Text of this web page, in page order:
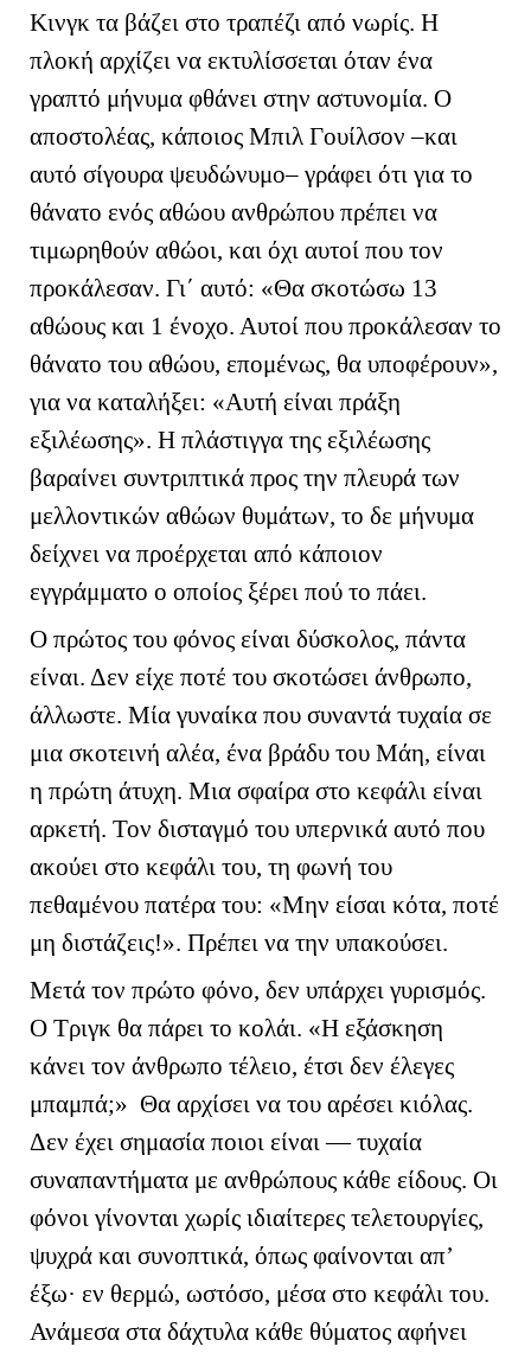
Κινγκ τα βάζει στο τραπέζι από νωρίς. Η
πλοκή αρχίζει να εκτυλίσσεται όταν ένα
γραπτό μήνυμα φθάνει στην αστυνομία. Ο
αποστολέας, κάποιος Μπιλ Γουίλσον –και
αυτό σίγουρα ψευδώνυμο– γράφει ότι για το
θάνατο ενός αθώου ανθρώπου πρέπει να
τιμωρηθούν αθώοι, και όχι αυτοί που τον
προκάλεσαν. Γι΄ αυτό: «Θα σκοτώσω 13
αθώους και 1 ένοχο. Αυτοί που προκάλεσαν το
θάνατο του αθώου, επομένως, θα υποφέρουν»,
για να καταλήξει: «Αυτή είναι πράξη
εξιλέωσης». Η πλάστιγγα της εξιλέωσης
βαραίνει συντριπτικά προς την πλευρά των
μελλοντικών αθώων θυμάτων, το δε μήνυμα
δείχνει να προέρχεται από κάποιον
εγγράμματο ο οποίος ξέρει πού το πάει.
Ο πρώτος του φόνος είναι δύσκολος, πάντα
είναι. Δεν είχε ποτέ του σκοτώσει άνθρωπο,
άλλωστε. Μία γυναίκα που συναντά τυχαία σε
μια σκοτεινή αλέα, ένα βράδυ του Μάη, είναι
η πρώτη άτυχη. Μια σφαίρα στο κεφάλι είναι
αρκετή. Τον δισταγμό του υπερνικά αυτό που
ακούει στο κεφάλι του, τη φωνή του
πεθαμένου πατέρα του: «Μην είσαι κότα, ποτέ
μη διστάζεις!». Πρέπει να την υπακούσει.
Μετά τον πρώτο φόνο, δεν υπάρχει γυρισμός.
Ο Τριγκ θα πάρει το κολάι. «Η εξάσκηση
κάνει τον άνθρωπο τέλειο, έτσι δεν έλεγες
μπαμπά;» Θα αρχίσει να του αρέσει κιόλας.
Δεν έχει σημασία ποιοι είναι — τυχαία
συναπαντήματα με ανθρώπους κάθε είδους. Οι
φόνοι γίνονται χωρίς ιδιαίτερες τελετουργίες,
ψυχρά και συνοπτικά, όπως φαίνονται απ’
έξω· εν θερμώ, ωστόσο, μέσα στο κεφάλι του.
Ανάμεσα στα δάχτυλα κάθε θύματος αφήνει